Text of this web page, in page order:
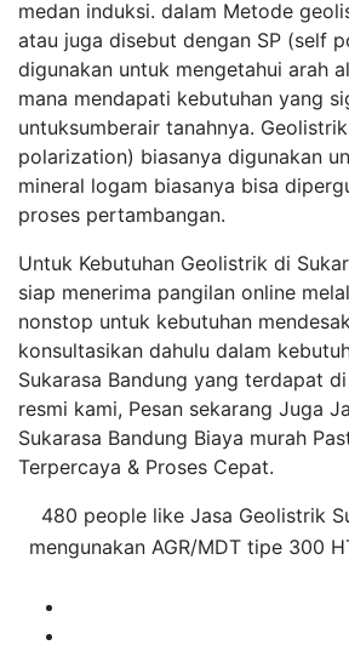
medan induksi. dalam Metode
atau juga disebut dengan SP (self
digunakan untuk mengetahui arah
mana mendapati kebutuhan yang
untuksumberair tanahnya.
polarization) biasanya digunakan
mineral logam biasanya bisa
proses pertambangan.
Untuk Kebutuhan Geolistrik di
siap menerima pangilan online
nonstop untuk kebutuhan
konsultasikan dahulu dalam
Sukarasa Bandung yang terdapat
resmi kami, Pesan sekarang Juga
Sukarasa Bandung Biaya murah
Terpercaya & Proses Cepat.
480 people like Jasa Geolistrik
mengunakan AGR/MDT tipe 300